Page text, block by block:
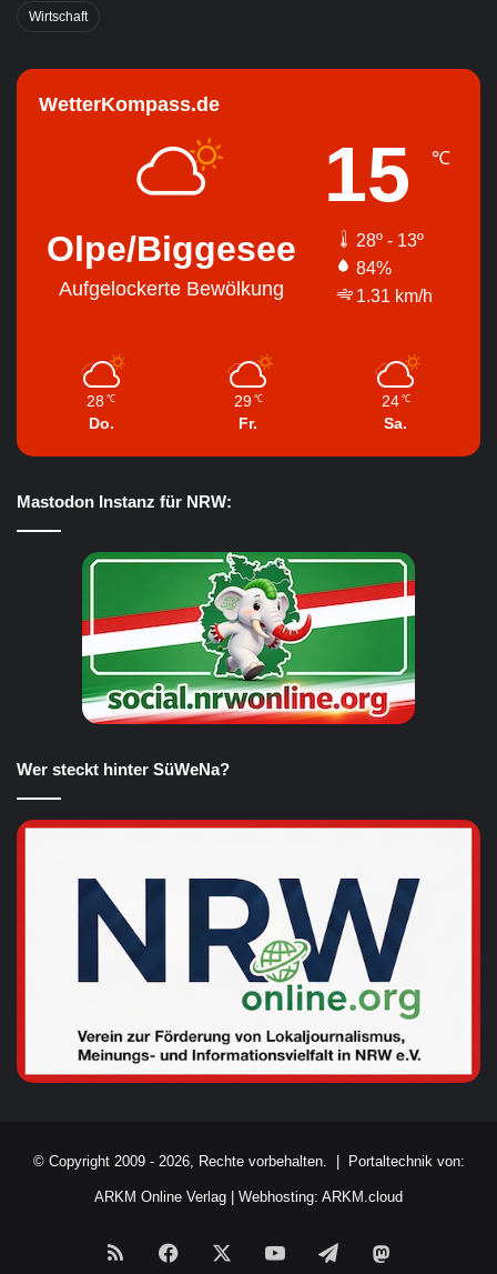
Wirtschaft
WetterKompass.de
Olpe/Biggesee
Aufgelockerte Bewölkung
15 ℃
28º - 13º
84%
1.31 km/h
28 ℃
Do.
29 ℃
Fr.
24 ℃
Sa.
Mastodon Instanz für NRW:
Wer steckt hinter SüWeNa?
© Copyright 2009 - 2026, Rechte vorbehalten. | Portaltechnik von:
ARKM Online Verlag Webhosting: ARKM.cloud
RSS Facebook YouTubeTelegram